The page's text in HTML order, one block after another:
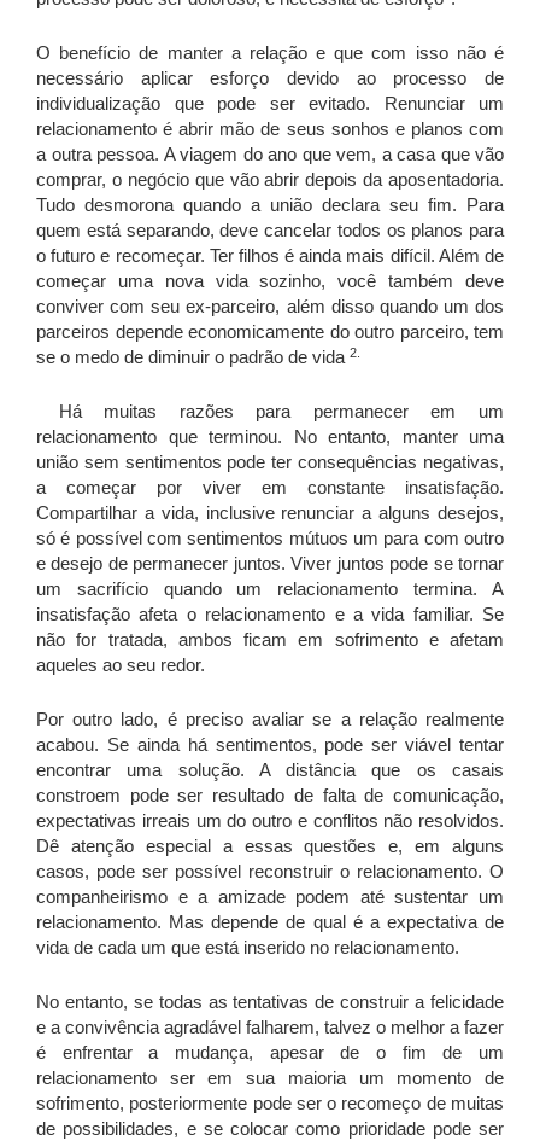
O benefício de manter a relação e que com isso não é
necessário aplicar esforço devido ao processo de
individualização que pode ser evitado. Renunciar um
relacionamento é abrir mão de seus sonhos e planos com
a outra pessoa. A viagem do ano que vem, a casa que vão
comprar, o negócio que vão abrir depois da aposentadoria.
Tudo desmorona quando a união declara seu fim. Para
quem está separando, deve cancelar todos os planos para
o futuro e recomeçar. Ter filhos é ainda mais difícil. Além de
começar uma nova vida sozinho, você também deve
conviver com seu ex-parceiro, além disso quando um dos
parceiros depende economicamente do outro parceiro, tem
se o medo de diminuir o padrão de vida 2.
Há muitas razões para permanecer em um
relacionamento que terminou. No entanto, manter uma
união sem sentimentos pode ter consequências negativas,
a começar por viver em constante insatisfação.
Compartilhar a vida, inclusive renunciar a alguns desejos,
só é possível com sentimentos mútuos um para com outro
e desejo de permanecer juntos. Viver juntos pode se tornar
um sacrifício quando um relacionamento termina. A
insatisfação afeta o relacionamento e a vida familiar. Se
não for tratada, ambos ficam em sofrimento e afetam
aqueles ao seu redor.
Por outro lado, é preciso avaliar se a relação realmente
acabou. Se ainda há sentimentos, pode ser viável tentar
encontrar uma solução. A distância que os casais
constroem pode ser resultado de falta de comunicação,
expectativas irreais um do outro e conflitos não resolvidos.
Dê atenção especial a essas questões e, em alguns
casos, pode ser possível reconstruir o relacionamento. O
companheirismo e a amizade podem até sustentar um
relacionamento. Mas depende de qual é a expectativa de
vida de cada um que está inserido no relacionamento.
No entanto, se todas as tentativas de construir a felicidade
e a convivência agradável falharem, talvez o melhor a fazer
é enfrentar a mudança, apesar de o fim de um
relacionamento ser em sua maioria um momento de
sofrimento, posteriormente pode ser o recomeço de muitas
de possibilidades, e se colocar como prioridade pode ser